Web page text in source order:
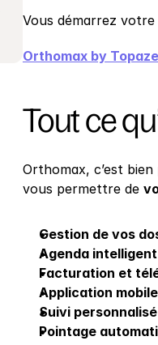
Vous démarrez
Orthomax by Topaze
Tout ce
Orthomax, c’est
vous permettre de
Gestion de vos
Agenda
Facturation et
Application
Suivi
Pointage